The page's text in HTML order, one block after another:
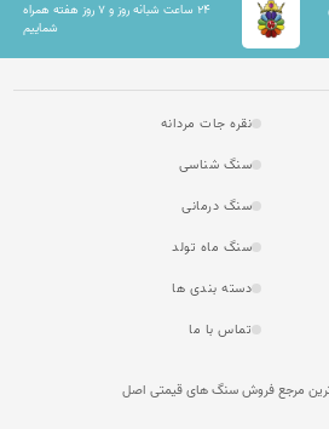
۲۴ ساعت شبانه روز و ۷ روز هفته همراه
شماییم
نقره جات مردانه
سنگ شناسی
سنگ درمانی
سنگ ماه تولد
دسته بندی ها
تماس با ما
مرجع فروش سنگ های قیمتی اصل